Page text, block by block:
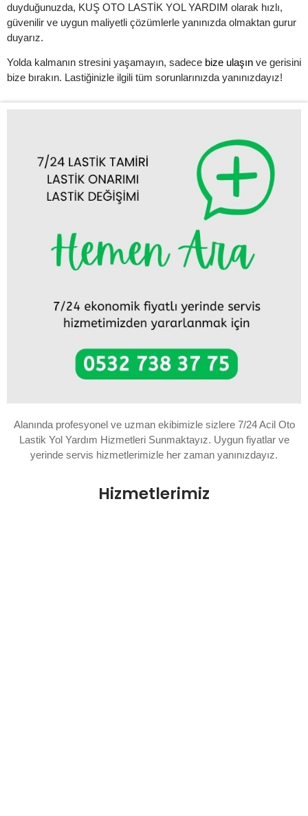
duyduğunuzda, KUŞ OTO LASTİK YOL YARDIM olarak hızlı,
güvenilir ve uygun maliyetli çözümlerle yanınızda olmaktan gurur
duyarız.
Yolda kalmanın stresini yaşamayın, sadece bize ulaşın ve gerisini
bize bırakın. Lastiğinizle ilgili tüm sorunlarınızda yanınızdayız!
Alanında profesyonel ve uzman ekibimizle sizlere 7/24 Acil Oto
Lastik Yol Yardım Hizmetleri Sunmaktayız. Uygun fiyatlar ve
yerinde servis hizmetlerimizle her zaman yanınızdayız.
Hizmetlerimiz